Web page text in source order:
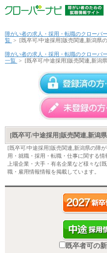
障がい者の求人・採用・転職のクローバ
覧 > [既卒可/中途採用]販売関連,新潟県
障がい者の求人・採用・転職のクローバ
一覧 > [既卒可/中途採用]販売関連,新潟
[既卒可/中途採用]販売関連,新潟
[既卒可/中途採用]販売関連,新潟県の障
用・就職・採用・転職・仕事に関する情
上場企業・大手・有名企業など様々な[
職・雇用情報情報を掲載しています。
既卒者可の